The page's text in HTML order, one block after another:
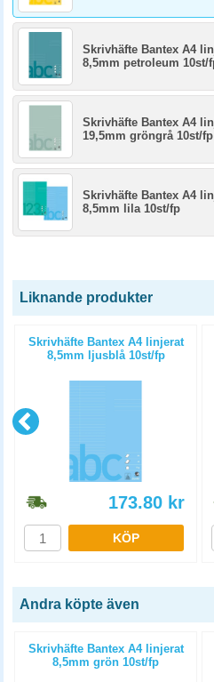
Skrivhäfte Bantex A4
8,5mm petroleum 10st/
Skrivhäfte Bantex A4
19,5mm gröngrå 10st/fp
Skrivhäfte Bantex A4
8,5mm lila 10st/fp
Liknande produkter
Skrivhäfte Bantex A4 linjerat
8,5mm ljusblå 10st/fp
173.80 kr
KÖP
Andra köpte även
Skrivhäfte Bantex A4 linjerat
8,5mm grön 10st/fp